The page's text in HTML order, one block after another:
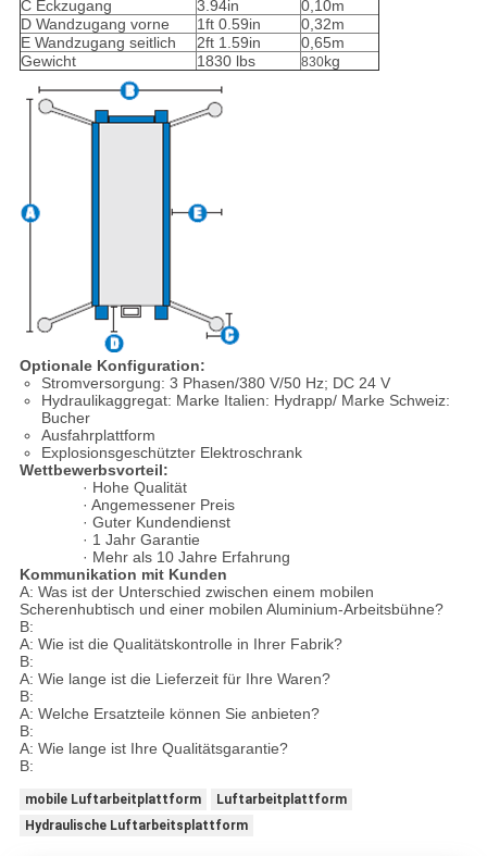
C Eckzugang 3.94in
0,10m
D Wandzugang vorne
1ft 0.59in
0,32m
E Wandzugang seitlich
2ft 1.59in
0,65m
Gewicht
1830 lbs 830kg
Optionale Konfiguration:
Stromversorgung: 3 Phasen/380 V/50 Hz; DC 24 V
Hydraulikaggregat: Marke Italien: Hydrapp/ Marke Schweiz:
Bucher
Ausfahrplattform
Explosionsgeschützter Elektroschrank
Wettbewerbsvorteil:
· Hohe Qualität
· Angemessener Preis
· Guter Kundendienst
· 1 Jahr Garantie
· Mehr als 10 Jahre Erfahrung
Kommunikation mit Kunden
A: Was ist der Unterschied zwischen einem mobilen
Scherenhubtisch und einer mobilen Aluminium-Arbeitsbühne?
B:
A: Wie ist die Qualitätskontrolle in Ihrer Fabrik?
B:
A: Wie lange ist die Lieferzeit für Ihre Waren?
B:
A: Welche Ersatzteile können Sie anbieten?
B:
A: Wie lange ist Ihre Qualitätsgarantie?
B:
mobile Luftarbeitplattform
Luftarbeitplattform
Hydraulische Luftarbeitsplattform